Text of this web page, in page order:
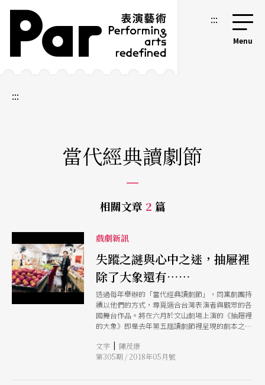
跳到主要內容區塊
網站導覽 :::
:::
當代經典讀劇節
相關文章 2 篇
戲劇新訊
失蹤之謎與心中之迷，抽屜裡
除了大象還有……
透過每年舉辦的「當代經典讀劇節」，同黨劇團持
續以他們的方式，尋覓適合台灣表演者與觀眾的各
國舞台作品。將在六月於文山劇場上演的《抽屜裡
的大象》即是去年第五屆讀劇節裡呈現的劇本之
的《大象之歌》Elephant Song，此作品亦是扎維
耶．多藍（Xavier Dolan）主演的電影《憂傷大象
文字 | 陳茂康
第305期 / 2018年05月號